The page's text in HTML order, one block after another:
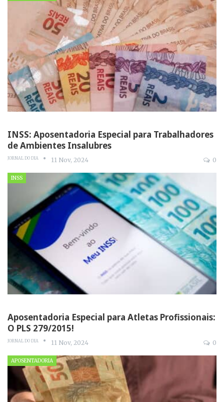
INSS: Aposentadoria Especial para Trabalhadores
de Ambientes Insalubres
JORNAL DO DIA 11 Nov, 2024 0
INSS
Aposentadoria Especial para Atletas Profissionais:
O PLS 279/2015!
JORNAL DO DIA 11 Nov, 2024 0
APOSENTADORIA